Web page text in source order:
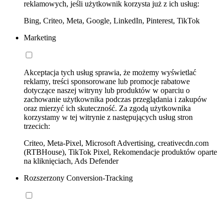
reklamowych, jeśli użytkownik korzysta już z ich usług:
Bing, Criteo, Meta, Google, LinkedIn, Pinterest, TikTok
Marketing
Akceptacja tych usług sprawia, że możemy wyświetlać
reklamy, treści sponsorowane lub promocje rabatowe
dotyczące naszej witryny lub produktów w oparciu o
zachowanie użytkownika podczas przeglądania i zakupów
oraz mierzyć ich skuteczność. Za zgodą użytkownika
korzystamy w tej witrynie z następujących usług stron
trzecich:
Criteo, Meta-Pixel, Microsoft Advertising, creativecdn.com
(RTBHouse), TikTok Pixel, Rekomendacje produktów oparte
na kliknięciach, Ads Defender
Rozszerzony Conversion-Tracking